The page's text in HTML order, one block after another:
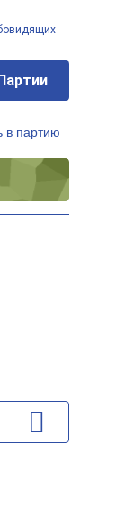
в партию